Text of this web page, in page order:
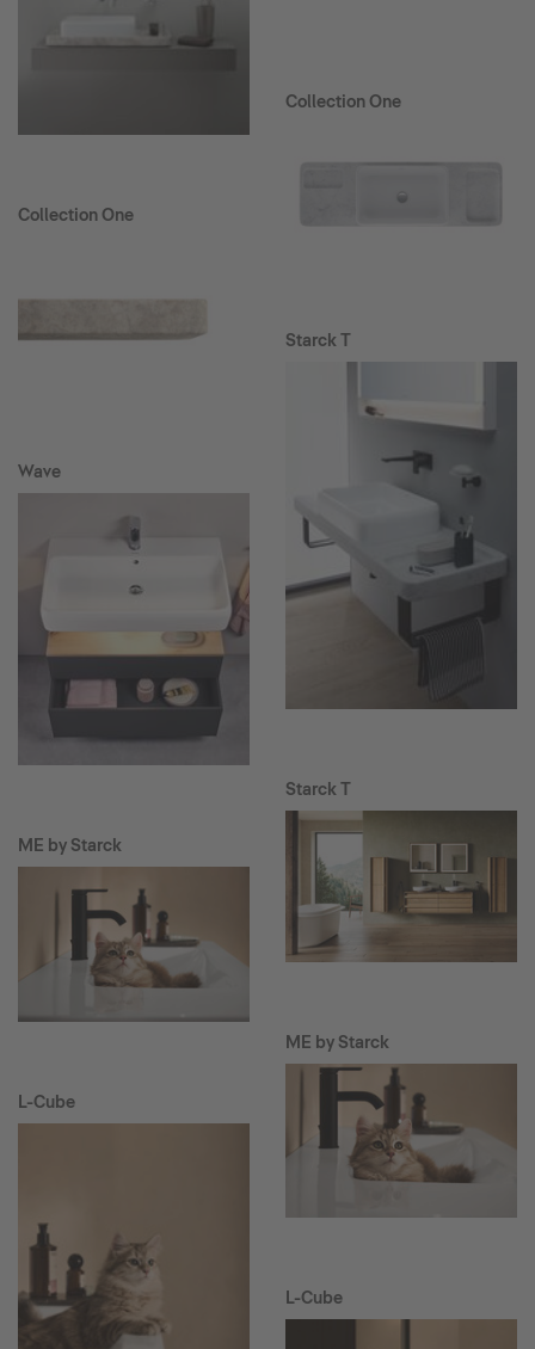
Collection One
Wave
ME by Starck
L-Cube
Collection One
Starck T
Starck T
ME by Starck
L-Cube